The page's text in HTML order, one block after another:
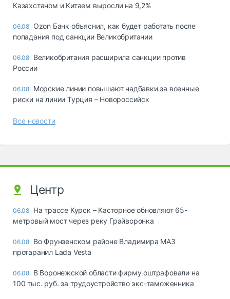
Казахстаном и Китаем выросли на 9,2%
06.08 Ozon Банк объяснил, как будет работать после
попадания под санкции Великобритании
06.08 Великобритания расширила санкции против
России
06.08 Морские линии повышают надбавки за военные
риски на линии Турция – Новороссийск
Все новости
Центр
06.08 На трассе Курск – Касторное обновляют 65-
метровый мост через реку Грайворонка
06.08 Во Фрунзенском районе Владимира МАЗ
протаранил Lada Vesta
06.08 В Воронежской области фирму оштрафовали на
100 тыс. руб. за трудоустройство экс-таможенника